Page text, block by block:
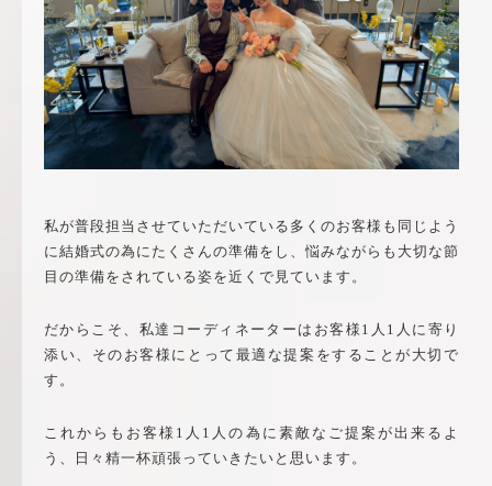
私が普段担当させていただいている多くのお客様も同じよう
に結婚式の為にたくさんの準備をし、悩みながらも大切な節
目の準備をされている姿を近くで見ています。
だからこそ、私達コーディネーターはお客様1人1人に寄り
添い、そのお客様にとって最適な提案をすることが大切で
す。
これからもお客様1人1人の為に素敵なご提案が出来るよ
う、日々精一杯頑張っていきたいと思います。